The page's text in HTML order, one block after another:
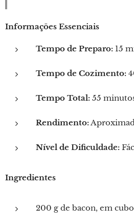
Informações Essenciais
Tempo de Preparo: 15
Tempo de Cozimento:
Tempo Total: 55
Rendimento:
Nível de Dificuldade:
Ingredientes
200 g de bacon, em